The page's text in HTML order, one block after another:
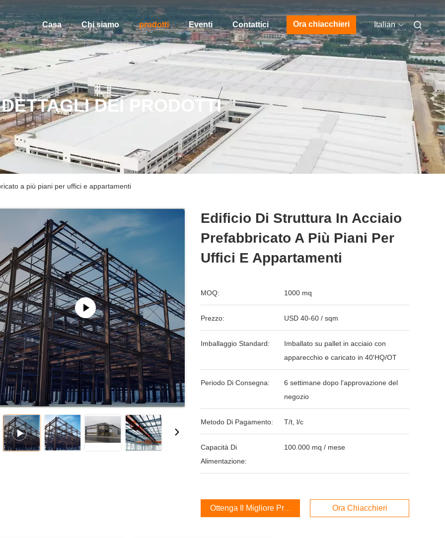
Casa Chi siamo prodotti Eventi Contattici Ora chiacchieri Italian
DETTAGLI DEI PRODOTTI
a più piani per uffici e appartamenti
Edificio Di Struttura In Acciaio
Prefabbricato A Più Piani Per
Uffici E Appartamenti
MOQ: 1000 mq
Prezzo: USD 40-60 / sqm
Imballaggio Standard:
Imballato su pallet in acciaio con
apparecchio e caricato in 40'HQ/OT
Periodo Di Consegna:
6 settimane dopo l'approvazione del
negozio
Metodo Di Pagamento: T/t, l/c
Capacità Di
Alimentazione:
100.000 mq / mese
Ottenga Il Migliore Prezzo Ora Chiacchieri